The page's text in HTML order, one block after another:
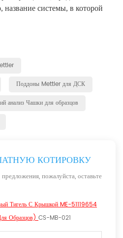
название системы, в которой
Поддоны Mettler для ДСК
анализ Чашки для образцов
КОТИРОВКУ
пожалуйста, оставьте
Тигель С Крышкой ME-51119654
Образцов)CS-MB-021